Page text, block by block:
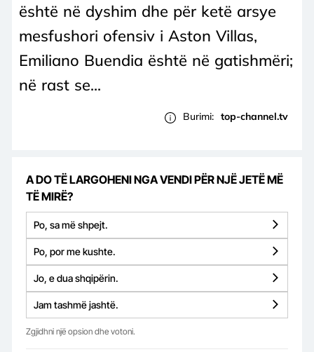
është në dyshim dhe për ketë arsye
mesfushori ofensiv i Aston Villas,
Emiliano Buendia është në gatishmëri;
në rast se...
Burimi: top-channel.tv
A DO TË LARGOHENI NGA VENDI PËR NJË JETË MË
TË MIRË?
Po, sa më shpejt.
Po, por me kushte.
Jo, e dua shqipërin.
Jam tashmë jashtë.
Zgjidhni një opsion dhe votoni.